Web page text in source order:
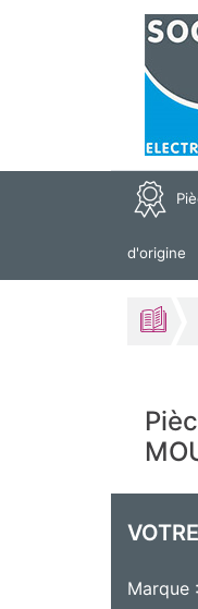
d'origine
Marque